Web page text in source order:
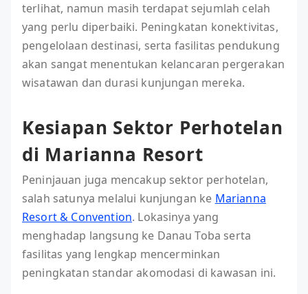
terlihat, namun masih terdapat sejumlah celah
yang perlu diperbaiki. Peningkatan konektivitas,
pengelolaan destinasi, serta fasilitas pendukung
akan sangat menentukan kelancaran pergerakan
wisatawan dan durasi kunjungan mereka.
Kesiapan Sektor Perhotelan
di Marianna Resort
Peninjauan juga mencakup sektor perhotelan,
salah satunya melalui kunjungan ke Marianna
Resort & Convention. Lokasinya yang
menghadap langsung ke Danau Toba serta
fasilitas yang lengkap mencerminkan
peningkatan standar akomodasi di kawasan ini.